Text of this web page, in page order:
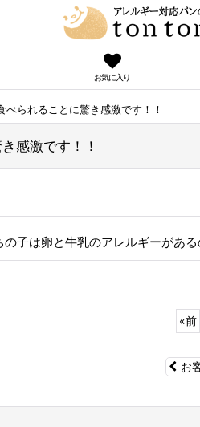
お気に入り
られることに驚き感激です！！
感激です！！
子は卵と牛乳のアレルギーがあ
«前
お